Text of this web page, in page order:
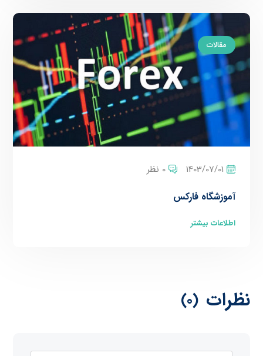
مقالات
1403/07/01 0 نظر
آموزشگاه فارکس
اطلاعات بیشتر
نظرات (0)